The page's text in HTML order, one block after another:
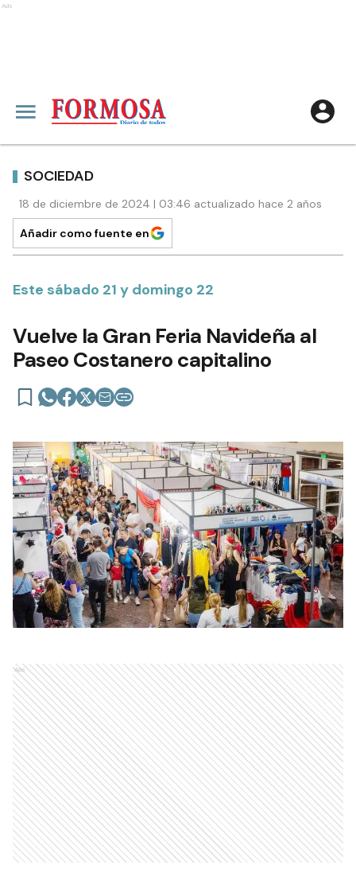
Ads
SOCIEDAD
18 de diciembre de 2024 | 03:46 actualizado hace 2 años
Añadir como fuente en
Este sábado 21 y domingo 22
Vuelve la Gran Feria Navideña al
Paseo Costanero capitalino
Ads